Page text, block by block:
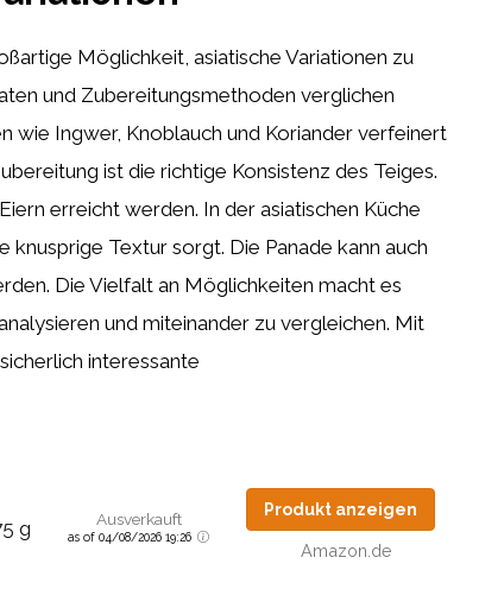
Möglichkeit, asiatische Variationen zu
und Zubereitungsmethoden verglichen
wie Ingwer, Knoblauch und Koriander verfeinert
ist die richtige Konsistenz des Teiges.
erreicht werden. In der asiatischen Küche
Textur sorgt. Die Panade kann auch
Die Vielfalt an Möglichkeiten macht es
und miteinander zu vergleichen. Mit
interessante
g Ausverkauft
as of 04/08/2026 19:26
Produkt anzeigen
Amazon.de